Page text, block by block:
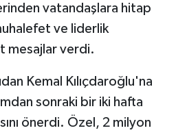
vatandaşlara hitap
ve liderlik
mesajlar verdi.
Kemal Kılıçdaroğlu'na
sonraki bir iki hafta
önerdi. Özel, 2 milyon